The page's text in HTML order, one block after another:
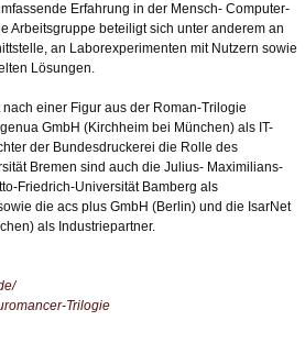
Erfahrung in der Mensch- Computer-
Arbeitsgruppe beteiligt sich unter anderem an
an Laborexperimenten mit Nutzern sowie
Lösungen.
einer Figur aus der Roman-Trilogie
GmbH (Kirchheim bei München) als IT-
der Bundesdruckerei die Rolle des
Bremen sind auch die Julius- Maximilians-
Friedrich-Universität Bamberg als
die acs plus GmbH (Berlin) und die IsarNet
als Industriepartner.
Trilogie